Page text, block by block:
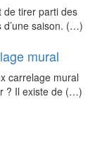
de tirer parti des
d’une saison. (…)
mural
carrelage mural
? Il existe de (…)